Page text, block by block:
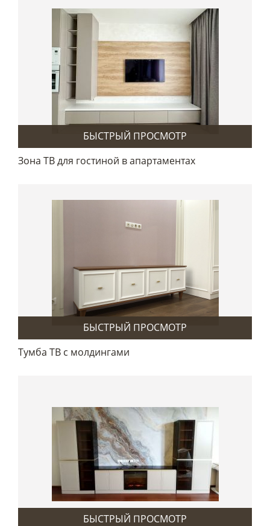
БЫСТРЫЙ ПРОСМОТР
Зона ТВ для гостиной в апартаментах
БЫСТРЫЙ ПРОСМОТР
Тумба ТВ с молдингами
БЫСТРЫЙ ПРОСМОТР